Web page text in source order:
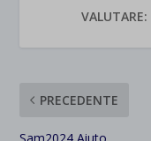
VALUTARE:
PRECEDENTE